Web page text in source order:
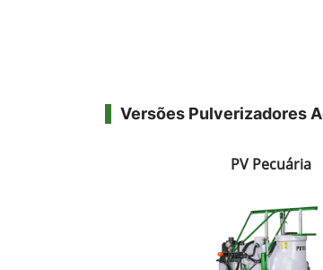
Versões Pulverizadores
PV Pecuária